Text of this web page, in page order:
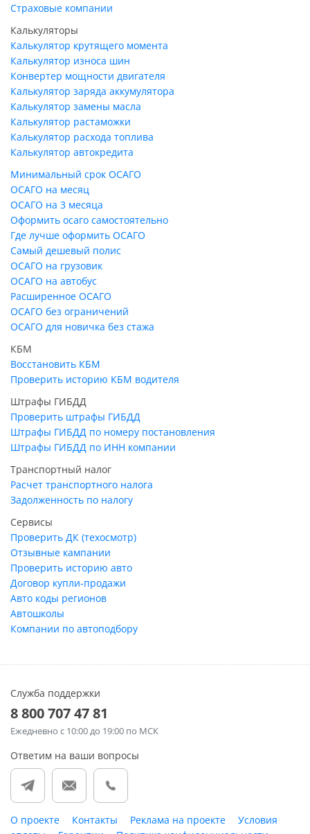
Страховые компании
Калькуляторы
Калькулятор крутящего момента
Калькулятор износа шин
Конвертер мощности двигателя
Калькулятор заряда аккумулятора
Калькулятор замены масла
Калькулятор растаможки
Калькулятор расхода топлива
Калькулятор автокредита
Минимальный срок ОСАГО
ОСАГО на месяц
ОСАГО на 3 месяца
Оформить осаго самостоятельно
Где лучше оформить ОСАГО
Самый дешевый полис
ОСАГО на грузовик
ОСАГО на автобус
Расширенное ОСАГО
ОСАГО без ограничений
ОСАГО для новичка без стажа
КБМ
Восстановить КБМ
Проверить историю КБМ водителя
Штрафы ГИБДД
Проверить штрафы ГИБДД
Штрафы ГИБДД по номеру постановления
Штрафы ГИБДД по ИНН компании
Транспортный налог
Расчет транспортного налога
Задолженность по налогу
Сервисы
Проверить ДК (техосмотр)
Отзывные кампании
Проверить историю авто
Договор купли-продажи
Авто коды регионов
Автошколы
Компании по автоподбору
Служба поддержки
8 800 707 47 81
Ежедневно с 10:00 до 19:00 по МСК
Ответим на ваши вопросы
О проекте Контакты Реклама на проекте
Условия